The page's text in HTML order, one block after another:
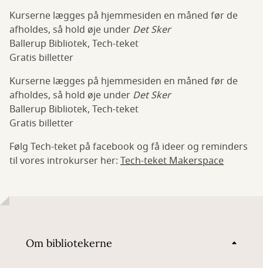
Kurserne lægges på hjemmesiden en måned før de
afholdes, så hold øje under Det Sker
Ballerup Bibliotek, Tech-teket
Gratis billetter
Kurserne lægges på hjemmesiden en måned før de
afholdes, så hold øje under Det Sker
Ballerup Bibliotek, Tech-teket
Gratis billetter
Følg Tech-teket på facebook og få ideer og reminders
til vores introkurser her: Tech-teket Makerspace
Om bibliotekerne